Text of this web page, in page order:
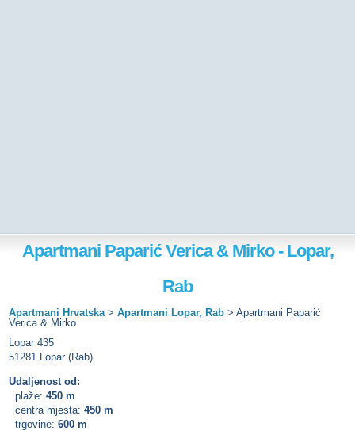
Apartmani Paparić Verica & Mirko - Lopar,
Rab
Apartmani Hrvatska> Apartmani Lopar, Rab > Apartmani Paparić
Verica & Mirko
Lopar 435
51281 Lopar (Rab)
Udaljenost od:
plaže: 450 m
centra mjesta: 450 m
trgovine: 600 m